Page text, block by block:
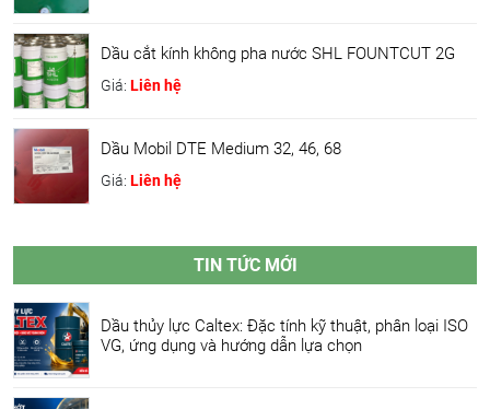
Dầu cắt kính không pha nước SHL FOUNTCUT 2G
Giá: Liên hệ
Dầu Mobil DTE Medium 32, 46, 68
Giá: Liên hệ
TIN TỨC MỚI
Dầu thủy lực Caltex: Đặc tính kỹ thuật, phân loại ISO
VG, ứng dụng và hướng dẫn lựa chọn